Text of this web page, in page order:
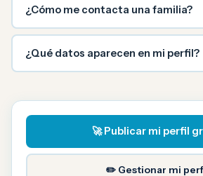
¿Cómo me contacta una familia?
¿Qué datos aparecen en mi perfil?
🚀 Publicar mi perfil
✏️ Gestionar mi